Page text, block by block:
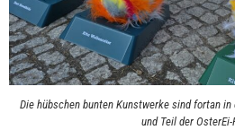
Die hübschen bunten Kunstwerke sind fortan
und Teil der OsterEi-